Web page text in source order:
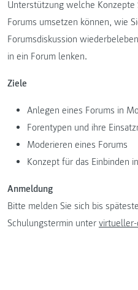
Unterstützung welche Konzepte
Forums umsetzen können, wie
Forumsdiskussion
in ein Forum lenken.
Ziele
Anlegen eines Forums in
Forentypen und ihre
Moderieren eines Forums
Konzept für das Einbinden
Anmeldung
Bitte melden Sie sich bis
Schulungstermin unter